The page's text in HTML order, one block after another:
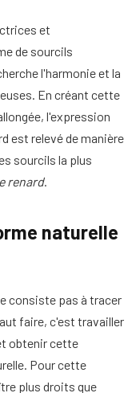
et
de sourcils
l'harmonie et la
En créant cette
l'expression
est relevé de manière
sourcils la plus
renard.
naturelle
consiste pas à tracer
faire, c'est travailler
obtenir cette
Pour cette
plus droits que